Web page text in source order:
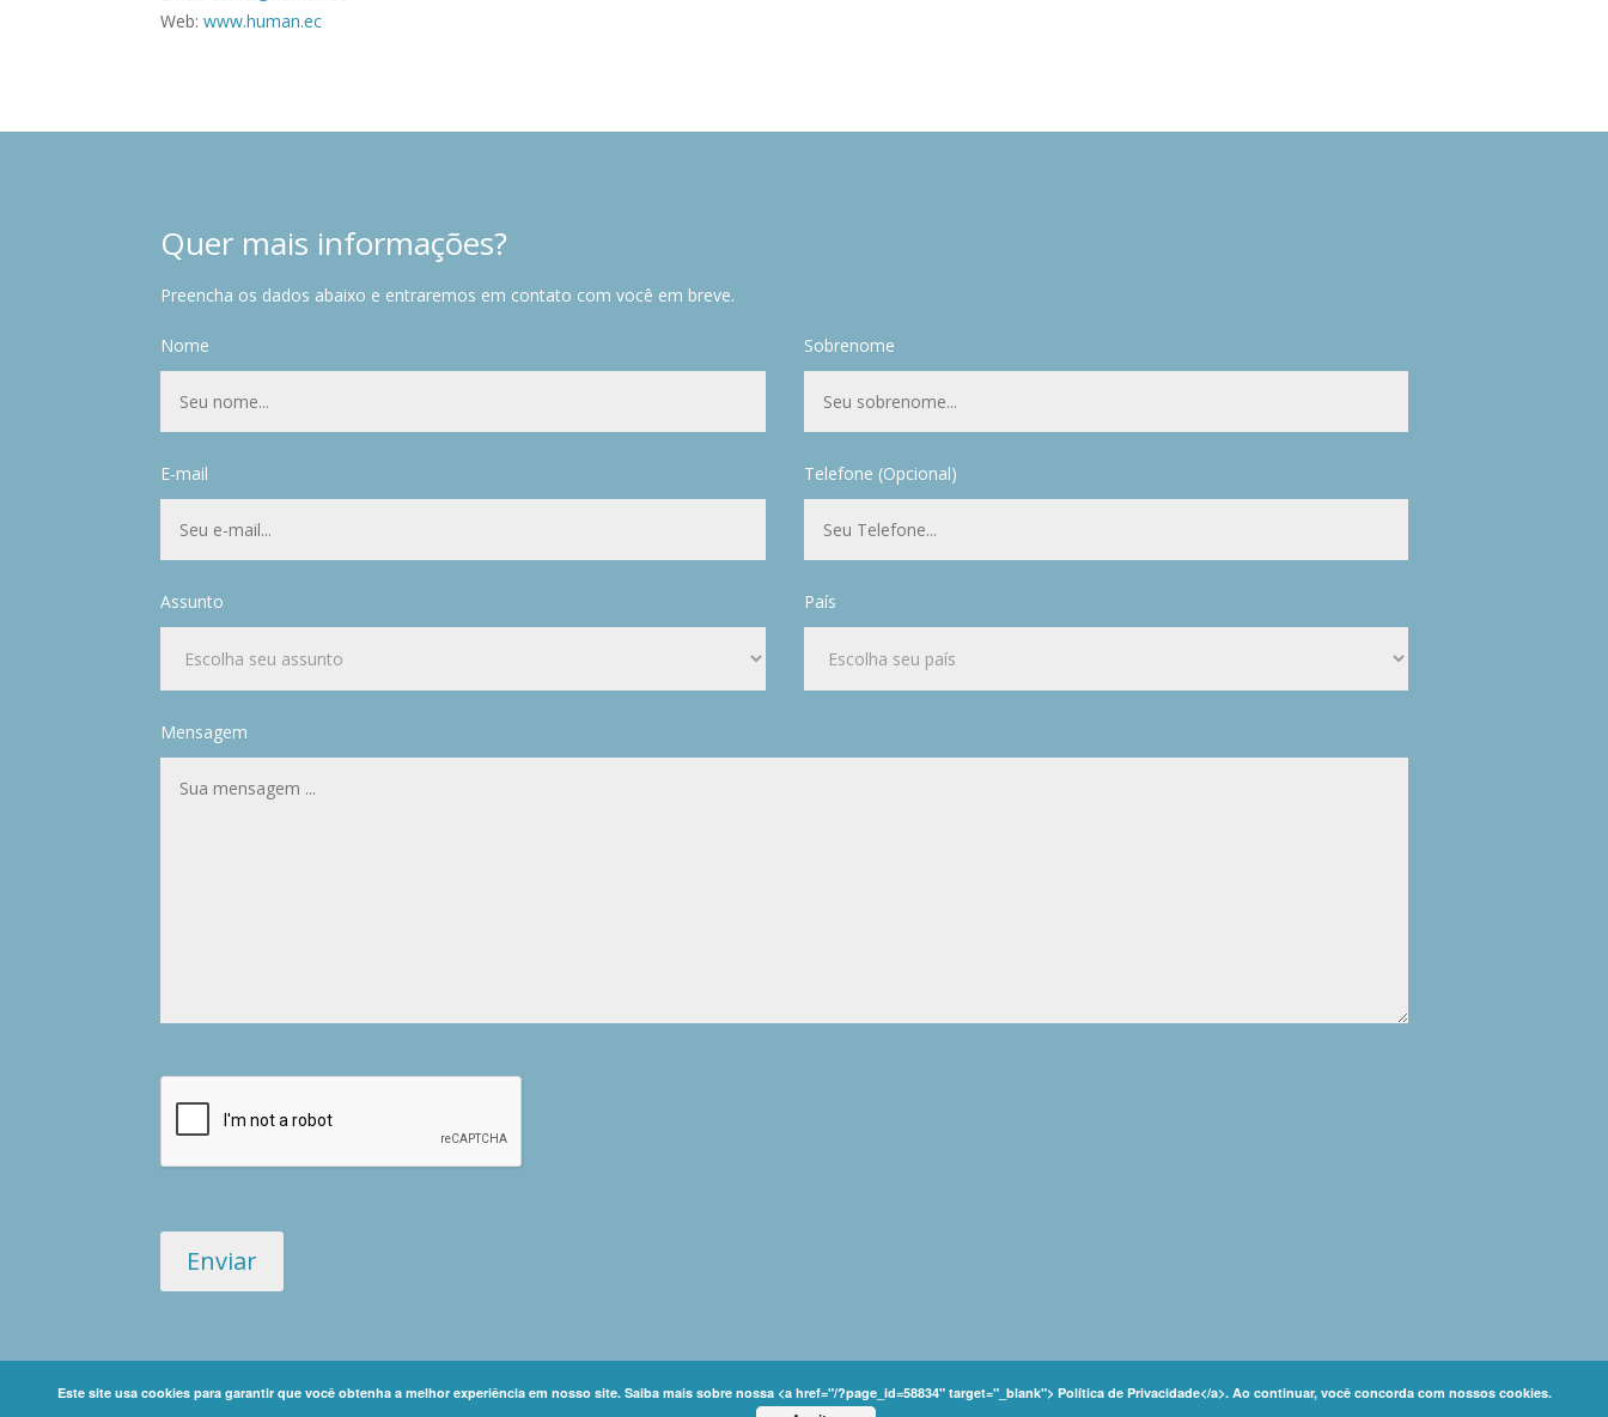
Web:www.human.ec
Quer mais informações?
Preencha os dados abaixo e entraremos em contato com você em breve.
Nome Sobrenome
E-mail Telefone (Opcional)
Assunto País
Mensagem
Este site usa cookies para garantir que você obtenha a melhor experiência em nosso site. Saiba mais sobre nossa <a href="/?page_id=58834" target="_blank"> Política de Privacidade</a>. Ao continuar, você concorda com nossos cookies.